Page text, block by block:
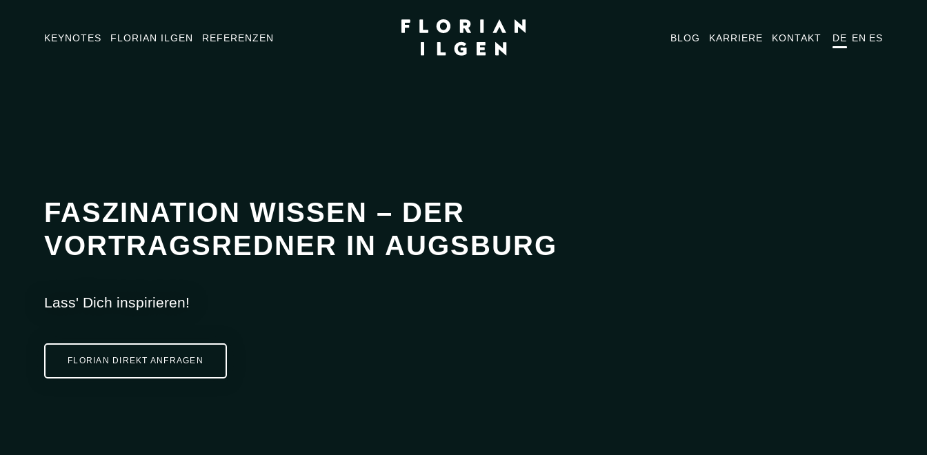
KEYNOTES FLORIAN ILGEN REFERENZEN BLOG KARRIERE KONTAKT DE EN ES
FASZINATION WISSEN – DER
VORTRAGSREDNER IN AUGSBURG
Lass' Dich inspirieren!
FLORIAN DIREKT ANFRAGEN